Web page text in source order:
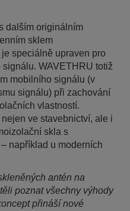
dalším originálním
sklem
speciálně upraven pro
WAVETHRU totiž
mobilního signálu (v
signálu) při zachování
vlastností.
ve stavebnictví, ale i
skla s
například u moderních
antén na
poznat všechny výhody
přináší nové